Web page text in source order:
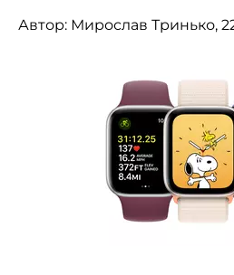
Автор: Мирослав Тринько,